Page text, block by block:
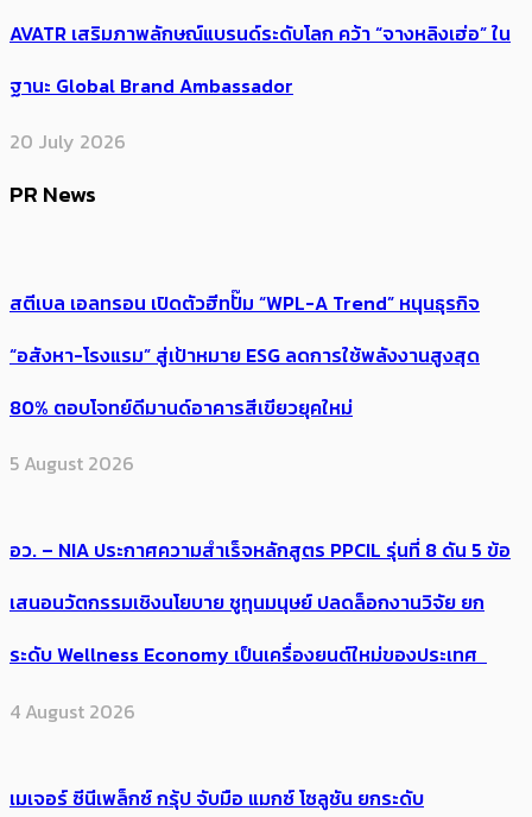
AVATR เสริมภาพลักษณ์แบรนด์ระดับโลก คว้า “จางหลิงเฮ่อ” ใน
ฐานะ Global Brand Ambassador
20 July 2026
PR News
สตีเบล เอลทรอน เปิดตัวฮีทปั๊ม “WPL-A Trend” หนุนธุรกิจ
“อสังหา-โรงแรม” สู่เป้าหมาย ESG ลดการใช้พลังงานสูงสุด
80% ตอบโจทย์ดีมานด์อาคารสีเขียวยุคใหม่
5 August 2026
อว. – NIA ประกาศความสำเร็จหลักสูตร PPCIL รุ่นที่ 8 ดัน 5 ข้อ
เสนอนวัตกรรมเชิงนโยบาย ชูทุนมนุษย์ ปลดล็อกงานวิจัย ยก
ระดับ Wellness Economy เป็นเครื่องยนต์ใหม่ของประเทศ
4 August 2026
เมเจอร์ ซีนีเพล็กซ์ กรุ้ป จับมือ แมกซ์ โซลูชัน ยกระดับ